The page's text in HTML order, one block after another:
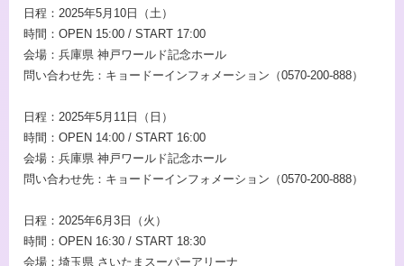
日程：2025年5月10日（土）
時間：OPEN 15:00 / START 17:00
会場：兵庫県 神戸ワールド記念ホール
問い合わせ先：キョードーインフォメーション（0570-200-888）
日程：2025年5月11日（日）
時間：OPEN 14:00 / START 16:00
会場：兵庫県 神戸ワールド記念ホール
問い合わせ先：キョードーインフォメーション（0570-200-888）
日程：2025年6月3日（火）
時間：OPEN 16:30 / START 18:30
会場：埼玉県 さいたまスーパーアリーナ